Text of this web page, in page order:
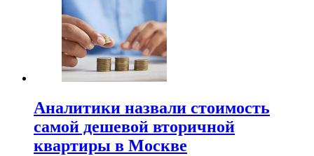
Аналитики назвали стоимость
самой дешевой вторичной
квартиры в Москве